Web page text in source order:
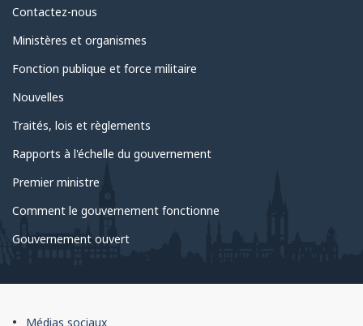
Au
sujet
du
gouvernement
Contactez-nous
Ministères et organismes
Fonction publique et force militaire
Nouvelles
Traités, lois et règlements
Rapports à l'échelle du gouvernement
Premier ministre
Comment le gouvernement fonctionne
Gouvernement ouvert
À Médias sociaux